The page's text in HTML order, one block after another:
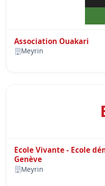
Association Ouakari
Meyrin
Ecole Vivante - Ecole
Genève
Meyrin